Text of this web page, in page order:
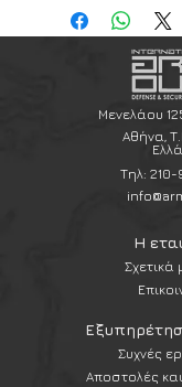
γυαλιά
μια εξαιρετική
συνδυάζει στυλ,
επιδόσεις για
Μενελάου
Αθήνα,
Τηλ: 210-
Η
Σχετικά
Αποστολές
Συχνές